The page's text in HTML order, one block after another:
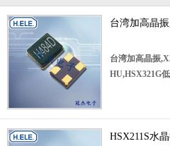
台湾加高晶
台湾加高晶振
HU,HSX321G
体谐振器，无
源晶体，轻薄
HSX211S水